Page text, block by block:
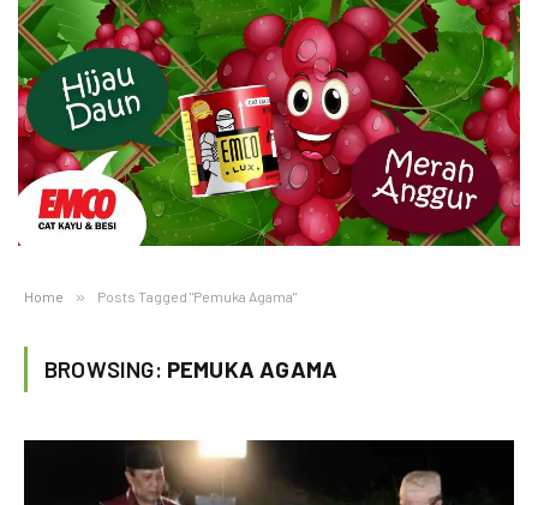
Home » Posts Tagged "Pemuka Agama"
BROWSING: PEMUKA AGAMA